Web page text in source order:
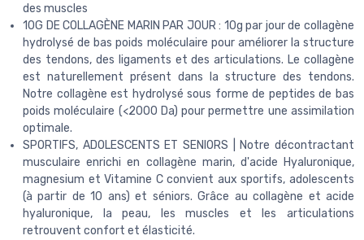
des muscles
10G DE COLLAGÈNE MARIN PAR JOUR : 10g par jour de collagène
hydrolysé de bas poids moléculaire pour améliorer la structure
des tendons, des ligaments et des articulations. Le collagène
est naturellement présent dans la structure des tendons.
Notre collagène est hydrolysé sous forme de peptides de bas
poids moléculaire (<2000 Da) pour permettre une assimilation
optimale.
SPORTIFS, ADOLESCENTS ET SENIORS | Notre décontractant
musculaire enrichi en collagène marin, d'acide Hyaluronique,
magnesium et Vitamine C convient aux sportifs, adolescents
(à partir de 10 ans) et séniors. Grâce au collagène et acide
hyaluronique, la peau, les muscles et les articulations
retrouvent confort et élasticité.